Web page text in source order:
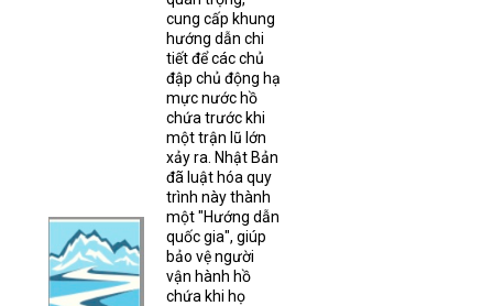
cung cấp khung
hướng dẫn chi
tiết để các chủ
đập chủ động hạ
mực nước hồ
chứa trước khi
một trận lũ lớn
xảy ra. Nhật Bản
đã luật hóa quy
trình này thành
một "Hướng dẫn
quốc gia", giúp
bảo vệ người
vận hành hồ
chứa khi họ